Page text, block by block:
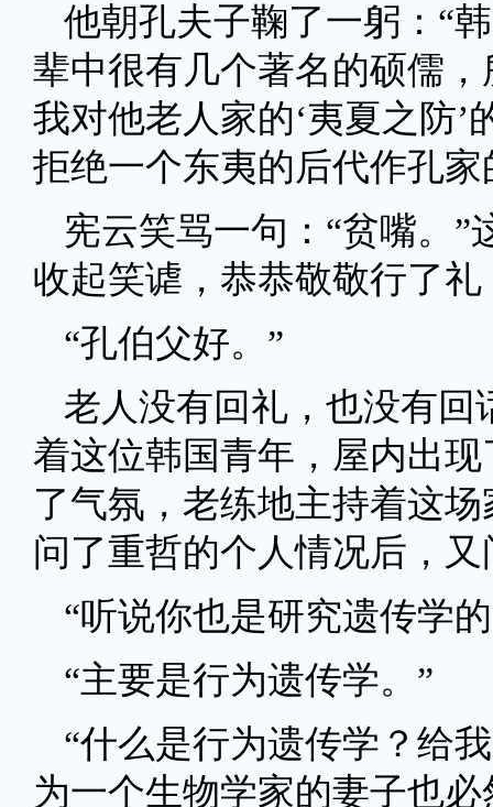
他朝孔夫子鞠了一躬：“
辈中很有几个著名的硕儒
我对他老人家的‘夷夏之防
拒绝一个东夷的后代作孔家
宪云笑骂一句：“贫嘴。
收起笑谑，恭恭敬敬行了礼
“孔伯父好。”
老人没有回礼，也没有回
着这位韩国青年，屋内出
了气氛，老练地主持着这
问了重哲的个人情况后，又
“听说你也是研究遗传学
“主要是行为遗传学。”
“什么是行为遗传学？给
为一个生物学家的妻子也